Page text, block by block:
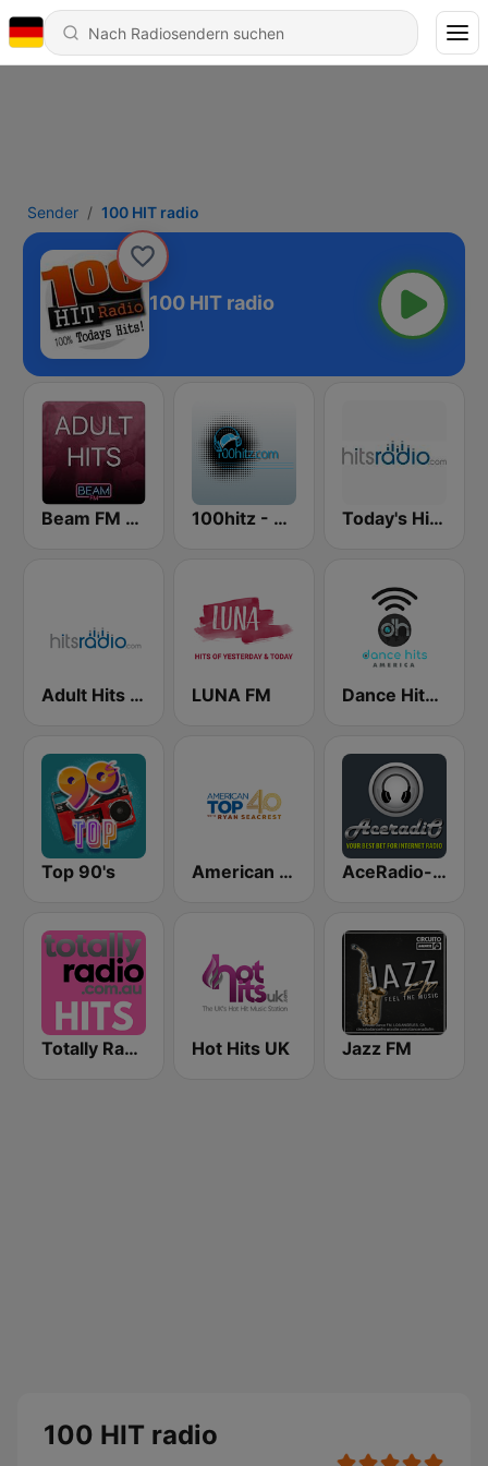
Sender 100 HIT radio
100 HIT radio
Beam FM - Adult Hits 100hitz - Top 40 Today's Hits Radio
Adult Hits - Hits Radio LUNA FM Dance Hits America
Top 90's American Top 40 AceRadio-The Hitz Channel
Totally Radio Hits Hot Hits UK Jazz FM
100 HIT radio